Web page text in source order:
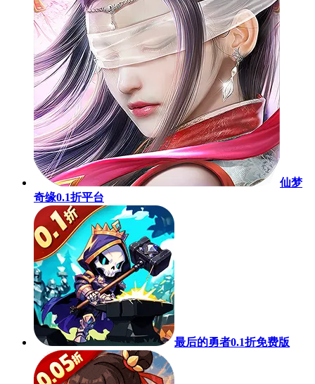
仙梦
奇缘0.1折平台
最后的勇者0.1折免费版